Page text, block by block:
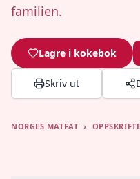
familien.
Lagre i kokebok
Skriv ut
NORGES MATFAT ›